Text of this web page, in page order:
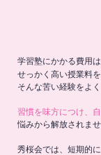
学習塾にかかる費用
せっかく高い授業料
そんな苦い経験をよく
習慣を味方につけ、
悩みから解放されま
秀桜会では、短期的